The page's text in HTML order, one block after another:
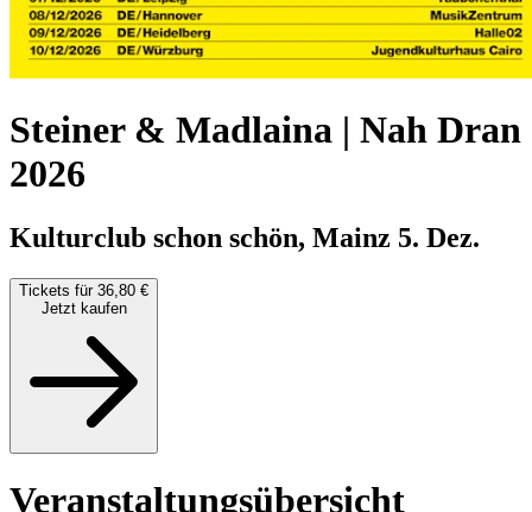
Steiner & Madlaina | Nah Dran
2026
Kulturclub schon schön, Mainz 5. Dez.
Tickets für 36,80 €
Jetzt kaufen
Veranstaltungsübersicht